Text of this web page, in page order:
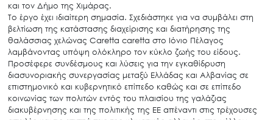
και τον Δήμο της Χιμάρας.
Το έργο έχει ιδιαίτερη σημασία. Σχεδιάστηκε για να συμβάλει στη
βελτίωση της κατάστασης διαχείρισης και διατήρησης της
θαλάσσιας χελώνας Caretta caretta στο Ιόνιο Πέλαγος
λαμβάνοντας υπόψη ολόκληρο τον κύκλο ζωής του είδους.
Προσέφερε συνδέσμους και λύσεις για την εγκαθίδρυση
διασυνοριακής συνεργασίας μεταξύ Ελλάδας και Αλβανίας σε
επιστημονικό και κυβερνητικό επίπεδο καθώς και σε επίπεδο
κοινωνίας των πολιτών εντός του πλαισίου της γαλάζιας
διακυβέρνησης και της πολιτικής της ΕΕ απέναντι στις τρέχουσες